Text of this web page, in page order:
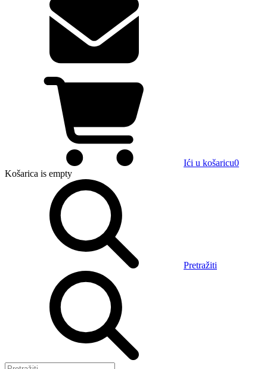
Ići u košaricu0
Košarica is empty
Pretražiti